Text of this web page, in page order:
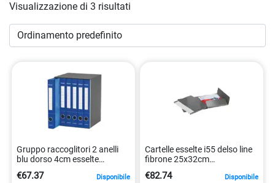
classificazione. Ogni prodotto è stato attentamente testato
per assicurare resistenza e longevità. La qualità del
materiale, la robustezza della struttura e la precisione dei
rendendoli una scelta prediletta sia per i professionisti che
per gli studenti.
Visualizzazione di 3 risultati
Gruppo raccoglitori 2 anelli
blu dorso 4cm esselte
€67.37 Disponibile
Cartelle esselte i55 delso line
fibrone 25x32cm
€82.74 Disponibile